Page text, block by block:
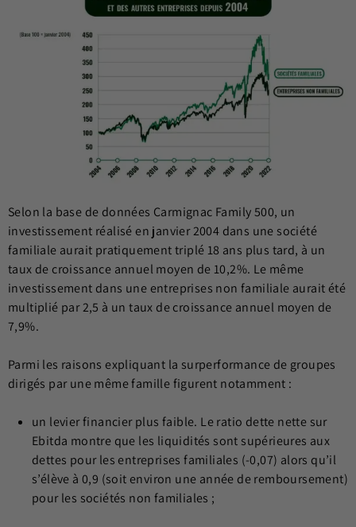
Selon la base de données Carmignac Family 500, un
investissement réalisé en janvier 2004 dans une société
familiale aurait pratiquement triplé 18 ans plus tard, à un
taux de croissance annuel moyen de 10,2%. Le même
investissement dans une entreprises non familiale aurait été
multiplié par 2,5 à un taux de croissance annuel moyen de
7,9%.
Parmi les raisons expliquant la surperformance de groupes
dirigés par une même famille figurent notamment :
un levier financier plus faible. Le ratio dette nette sur
Ebitda montre que les liquidités sont supérieures aux
dettes pour les entreprises familiales (-0,07) alors qu’il
s’élève à 0,9 (soit environ une année de remboursement)
pour les sociétés non familiales ;